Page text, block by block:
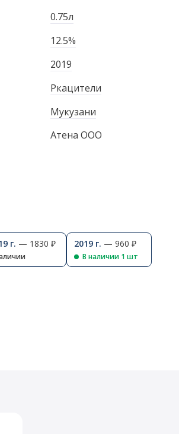
0.75л
12.5%
2019
Ркацители
Мукузани
Атена ООО
г. — 1830 ₽ 2019 г. — 960 ₽
В наличии 1 шт